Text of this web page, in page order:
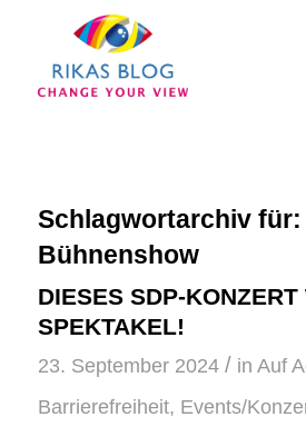
Schlagwortarchiv für:
Bühnenshow
DIESES SDP-KONZERT
SPEKTAKEL!
23. September 2024 / in Auf
Barrierefreiheit, Events/